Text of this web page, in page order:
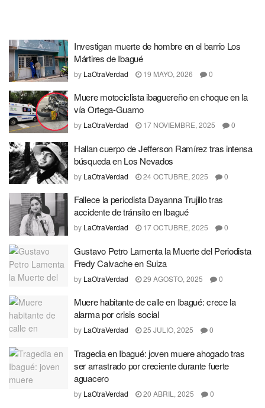
Investigan muerte de hombre en el barrio Los
Mártires de Ibagué
by LaOtraVerdad 19 MAYO, 2026 0
Muere motociclista ibaguereño en choque en la
vía Ortega-Guamo
by LaOtraVerdad 17 NOVIEMBRE, 2025 0
Hallan cuerpo de Jefferson Ramírez tras intensa
búsqueda en Los Nevados
by LaOtraVerdad 24 OCTUBRE, 2025 0
Fallece la periodista Dayanna Trujillo tras
accidente de tránsito en Ibagué
by LaOtraVerdad 17 OCTUBRE, 2025 0
Gustavo Petro Lamenta la Muerte del Periodista
Fredy Calvache en Suiza
by LaOtraVerdad 29 AGOSTO, 2025 0
Muere habitante de calle en Ibagué: crece la
alarma por crisis social
by LaOtraVerdad 25 JULIO, 2025 0
Tragedia en Ibagué: joven muere ahogado tras
ser arrastrado por creciente durante fuerte
aguacero
by LaOtraVerdad 20 ABRIL, 2025 0